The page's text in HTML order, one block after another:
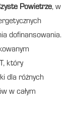
Powietrze, w
dofinansowania.
który
dla różnych
w całym